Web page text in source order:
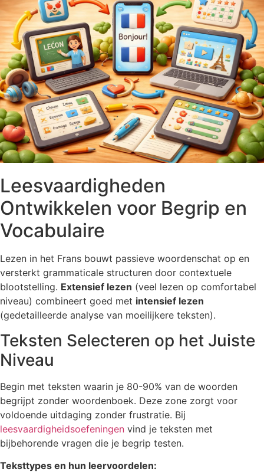
Leesvaardigheden
Ontwikkelen voor Begrip en
Vocabulaire
Lezen in het Frans bouwt passieve woordenschat op en
versterkt grammaticale structuren door contextuele
blootstelling. Extensief lezen (veel lezen op comfortabel
niveau) combineert goed met intensief lezen
(gedetailleerde analyse van moeilijkere teksten).
Teksten Selecteren op het Juiste
Niveau
Begin met teksten waarin je 80-90% van de woorden
begrijpt zonder woordenboek. Deze zone zorgt voor
voldoende uitdaging zonder frustratie. Bij
leesvaardigheidsoefeningen vind je teksten met
bijbehorende vragen die je begrip testen.
Teksttypes en hun leervoordelen: